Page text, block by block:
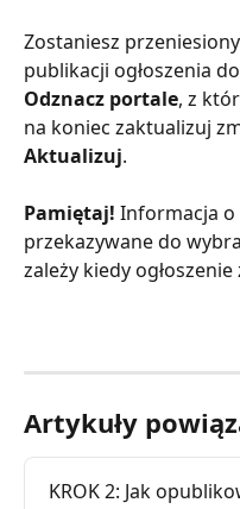
Zostaniesz
publikacji ogłoszenia
Odznacz portale, z
na koniec zaktualizuj
Aktualizuj.
Pamiętaj! Informacja o
przekazywane do
zależy kiedy
Artykuły
KROK 2: Jak